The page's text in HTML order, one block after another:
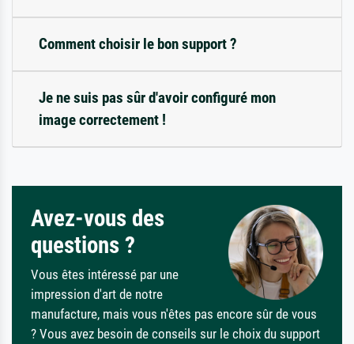
Comment choisir le bon support ?
Je ne suis pas sûr d'avoir configuré mon
image correctement !
Avez-vous des
questions ?
Vous êtes intéressé par une
impression d'art de notre
manufacture, mais vous n'êtes pas encore sûr de vous
? Vous avez besoin de conseils sur le choix du support